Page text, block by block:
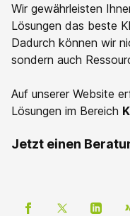
Wir gewährleisten
Lösungen das beste
Dadurch können wir
sondern auch
Auf unserer Website
Lösungen im Bereich
Jetzt einen